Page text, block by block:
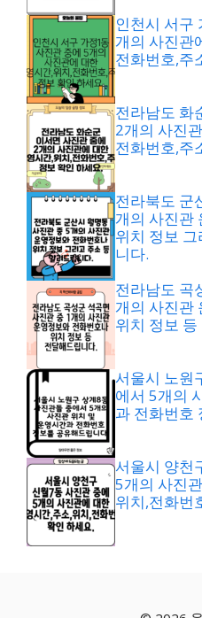
인천시 서구
개의 사진관
전화번호,주
전라남도 화
2개의 사진
전화번호,주
전라북도 군
개의 사진관
위치 정보
니다.
전라남도 곡
개의 사진관
위치 정보
서울시 노원
에서 5개의
과 전화번호
서울시 양천
5개의 사진
위치,전화번